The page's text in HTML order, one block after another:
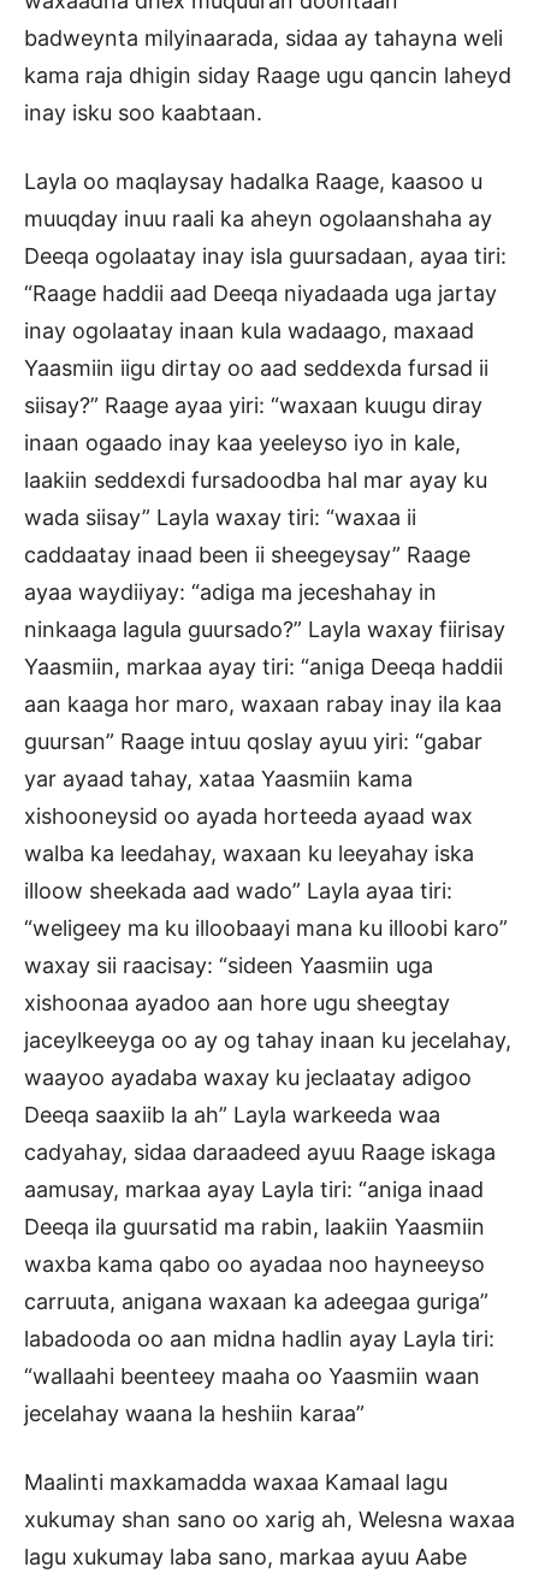
badweynta milyinaarada, sidaa ay tahayna weli
kama raja dhigin siday Raage ugu qancin laheyd
inay isku soo kaabtaan.
Layla oo maqlaysay hadalka Raage, kaasoo u
muuqday inuu raali ka aheyn ogolaanshaha ay
Deeqa ogolaatay inay isla guursadaan, ayaa tiri:
“Raage haddii aad Deeqa niyadaada uga jartay
inay ogolaatay inaan kula wadaago, maxaad
Yaasmiin iigu dirtay oo aad seddexda fursad ii
siisay?” Raage ayaa yiri: “waxaan kuugu diray
inaan ogaado inay kaa yeeleyso iyo in kale,
laakiin seddexdi fursadoodba hal mar ayay ku
wada siisay” Layla waxay tiri: “waxaa ii
caddaatay inaad been ii sheegeysay” Raage
ayaa waydiiyay: “adiga ma jeceshahay in
ninkaaga lagula guursado?” Layla waxay fiirisay
Yaasmiin, markaa ayay tiri: “aniga Deeqa haddii
aan kaaga hor maro, waxaan rabay inay ila kaa
guursan” Raage intuu qoslay ayuu yiri: “gabar
yar ayaad tahay, xataa Yaasmiin kama
xishooneysid oo ayada horteeda ayaad wax
walba ka leedahay, waxaan ku leeyahay iska
illoow sheekada aad wado” Layla ayaa tiri:
“weligeey ma ku illoobaayi mana ku illoobi karo”
waxay sii raacisay: “sideen Yaasmiin uga
xishoonaa ayadoo aan hore ugu sheegtay
jaceylkeeyga oo ay og tahay inaan ku jecelahay,
waayoo ayadaba waxay ku jeclaatay adigoo
Deeqa saaxiib la ah” Layla warkeeda waa
cadyahay, sidaa daraadeed ayuu Raage iskaga
aamusay, markaa ayay Layla tiri: “aniga inaad
Deeqa ila guursatid ma rabin, laakiin Yaasmiin
waxba kama qabo oo ayadaa noo hayneeyso
carruuta, anigana waxaan ka adeegaa guriga”
labadooda oo aan midna hadlin ayay Layla tiri:
“wallaahi beenteey maaha oo Yaasmiin waan
jecelahay waana la heshiin karaa”
Maalinti maxkamadda waxaa Kamaal lagu
xukumay shan sano oo xarig ah, Welesna waxaa
lagu xukumay laba sano, markaa ayuu Aabe